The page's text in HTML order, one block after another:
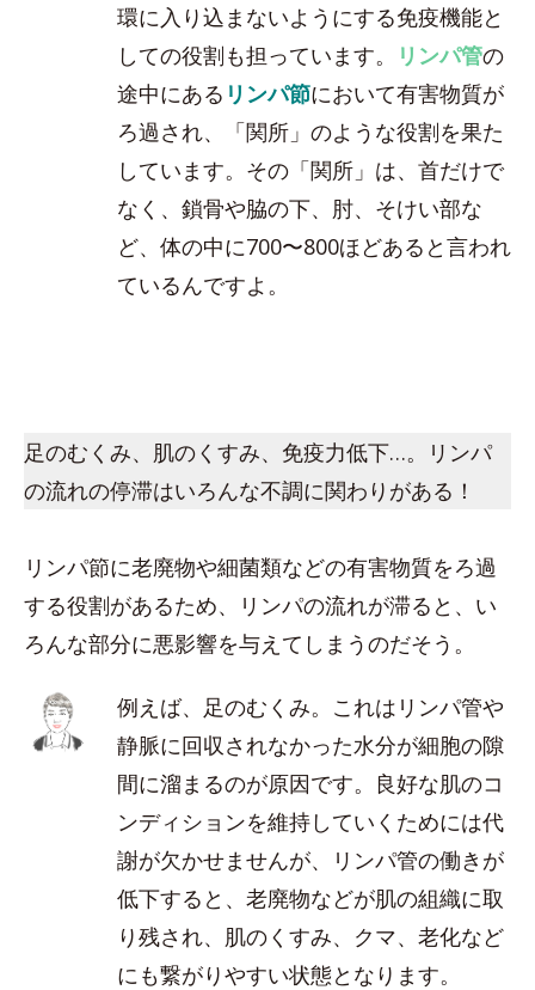
環に入り込まないようにする免疫機能と
しての役割も担っています。
リンパ管の
途中にある リンパ節において有害物質が
ろ過され、「関所」のような役割を果た
しています。その「関所」は、首だけで
なく、鎖骨や脇の下、肘、そけい部な
ど、体の中に700〜800ほどあると言われ
ているんですよ。
足のむくみ、肌のくすみ、免疫力低下…。リンパ
の流れの停滞はいろんな不調に関わりがある！
リンパ節に老廃物や細菌類などの有害物質をろ過
する役割があるため、リンパの流れが滞ると、い
ろんな部分に悪影響を与えてしまうのだそう。
例えば、足のむくみ。これはリンパ管や
静脈に回収されなかった水分が細胞の隙
間に溜まるのが原因です。良好な肌のコ
ンディションを維持していくためには代
謝が欠かせませんが、リンパ管の働きが
低下すると、老廃物などが肌の組織に取
り残され、肌のくすみ、クマ、老化など
にも繋がりやすい状態となります。